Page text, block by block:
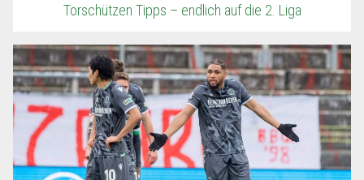
Torschützen Tipps – endlich auf die 2. Liga